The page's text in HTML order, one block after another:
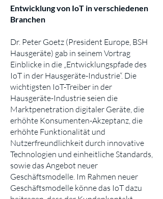
Entwicklung von IoT in verschiedenen
Branchen
Dr. Peter Goetz (President Europe, BSH
Hausgeräte) gab in seinem Vortrag
Einblicke in die „Entwicklungspfade des
IoT in der Hausgeräte-Industrie“. Die
wichtigsten IoT-Treiber in der
Hausgeräte-Industrie seien die
Marktpenetration digitaler Geräte, die
erhöhte Konsumenten-Akzeptanz, die
erhöhte Funktionalität und
Nutzerfreundlichkeit durch innovative
Technologien und einheitliche Standards,
sowie das Angebot neuer
Geschäftsmodelle. Im Rahmen neuer
Geschäftsmodelle könne das IoT dazu